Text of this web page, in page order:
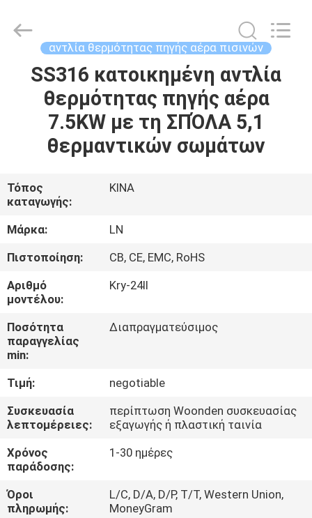
ΣΠΊΤΙ
ΠΡΟΪΌΝΤΑ
ΣΧΕΤΙΚΆ
ΜΕ
ΕΜΆΣ
ΕΠΙΣΚΕΨΉ
ΕΡΓΟΣΤΑΣΊΟΥ
ΠΟΙΌΤΗΤΑΣ
ΕΠΙΚΟΙΝΩΝΉΣΤΕ
ΜΑΖΊ
ΜΑΣ
Developed
αντλία θερμότητας πηγής αέρα πισινών
SS316 κατοικημένη αντλία
θερμότητας πηγής αέρα
7.5KW με τη ΣΠΌΛΑ 5,1
θερμαντικών σωμάτων
Τόπος
καταγωγής:
ΚΙΝΑ
Μάρκα:
LN
Πιστοποίηση:
CB, CE, EMC, RoHS
Αριθμό
μοντέλου:
Kry-24II
Ποσότητα
παραγγελίας
min:
Διαπραγματεύσιμος
Τιμή:
negotiable
Συσκευασία
λεπτομέρειες:
περίπτωση Woonden συσκευασίας
εξαγωγής ή πλαστική ταινία
Χρόνος
παράδοσης:
1-30 ημέρες
Όροι
πληρωμής:
L/C, D/A, D/P, T/T, Western Union,
MoneyGram